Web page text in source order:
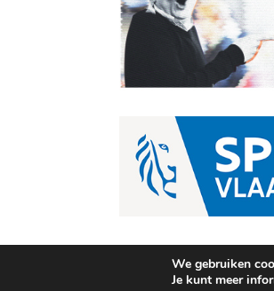
We gebruiken
Je kunt meer